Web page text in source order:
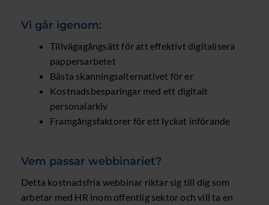
Vi går igenom:
Tillvägagångsätt för att effektivt digitalisera
pappersarbetet
Bästa skanningsalternativet för er
Kostnadsbesparingar med ett digitalt
personalarkiv
Framgångsfaktorer för ett lyckat införande
Vem passar webbinariet?
Detta kostnadsfria webbinar riktar sig till dig som
arbetar med HR inom offentlig sektor och vill ta en